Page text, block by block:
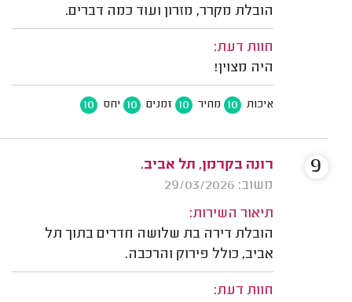
הובלת מקרר, מזרון ועוד כמה דברים.
חוות דעת:
היה מצוין!
איכות 10 מחיר 10 זמנים 10 יחס 10
רונה בקרמן, תל אביב.
משוב: 29/03/2026
תיאור השירות:
הובלת דירה בת שלושה חדרים בתוך תל
אביב, כולל פירוק והרכבה.
חוות דעת:
9